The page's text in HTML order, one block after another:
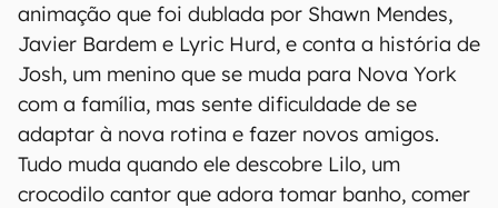
animação que foi dublada por Shawn Mendes,
Javier Bardem e Lyric Hurd, e conta a história de
Josh, um menino que se muda para Nova York
com a família, mas sente dificuldade de se
adaptar à nova rotina e fazer novos amigos.
Tudo muda quando ele descobre Lilo, um
crocodilo cantor que adora tomar banho, comer